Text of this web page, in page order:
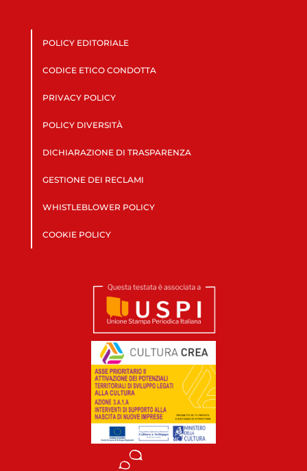
POLICY EDITORIALE
CODICE ETICO CONDOTTA
PRIVACY POLICY
POLICY DIVERSITÀ
DICHIARAZIONE DI TRASPARENZA
GESTIONE DEI RECLAMI
WHISTLEBLOWER POLICY
COOKIE POLICY